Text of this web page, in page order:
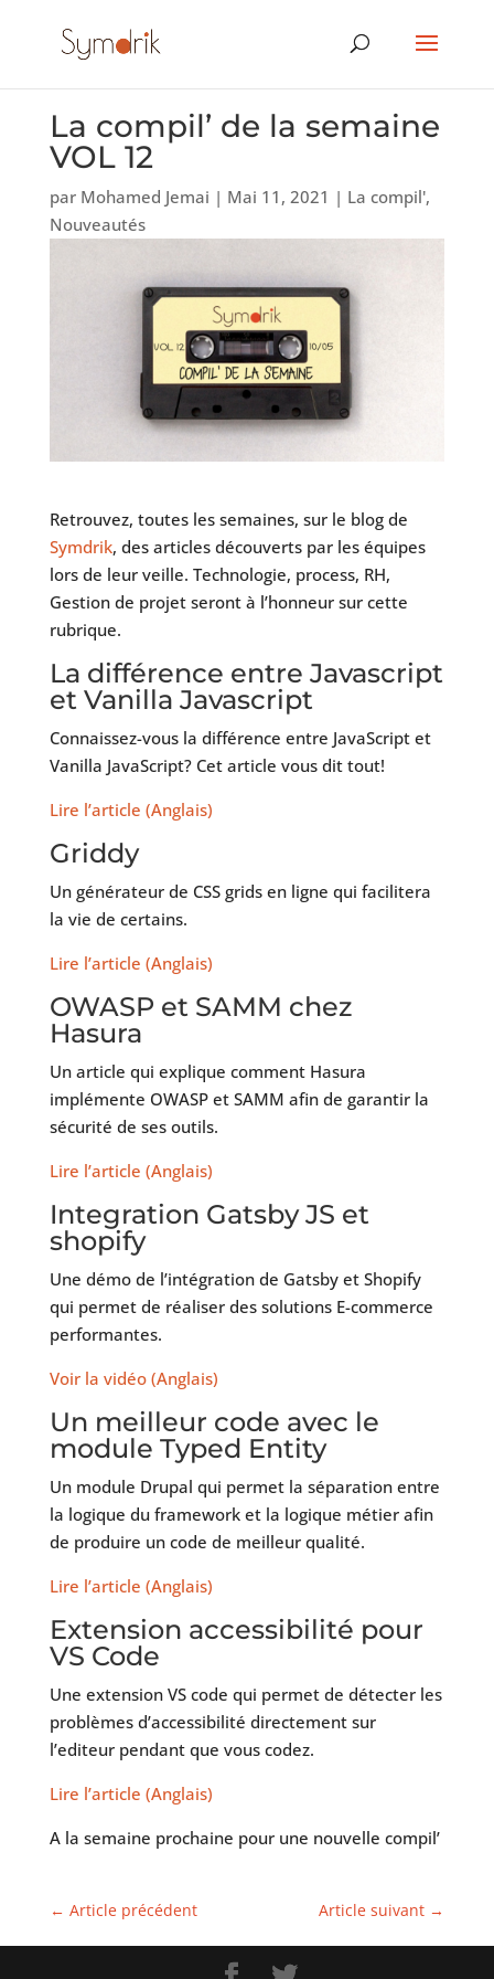
La compil’ de la semaine
VOL 12
par Mohamed Jemai | Mai 11, 2021 | La compil',
Nouveautés
Retrouvez, toutes les semaines, sur le blog de
Symdrik, des articles découverts par les équipes
lors de leur veille. Technologie, process, RH,
Gestion de projet seront à l’honneur sur cette
rubrique.
La différence entre Javascript
et Vanilla Javascript
Connaissez-vous la différence entre JavaScript et
Vanilla JavaScript? Cet article vous dit tout!
Lire l’article (Anglais)
Griddy
Un générateur de CSS grids en ligne qui facilitera
la vie de certains.
Lire l’article (Anglais)
OWASP et SAMM chez
Hasura
Un article qui explique comment Hasura
implémente OWASP et SAMM afin de garantir la
sécurité de ses outils.
Lire l’article (Anglais)
Integration Gatsby JS et
shopify
Une démo de l’intégration de Gatsby et Shopify
qui permet de réaliser des solutions E-commerce
performantes.
Voir la vidéo (Anglais)
Un meilleur code avec le
module Typed Entity
Un module Drupal qui permet la séparation entre
la logique du framework et la logique métier afin
de produire un code de meilleur qualité.
Lire l’article (Anglais)
Extension accessibilité pour
VS Code
Une extension VS code qui permet de détecter les
problèmes d’accessibilité directement sur
l’editeur pendant que vous codez.
Lire l’article (Anglais)
A la semaine prochaine pour une nouvelle compil’
← Article précédent Article suivant →